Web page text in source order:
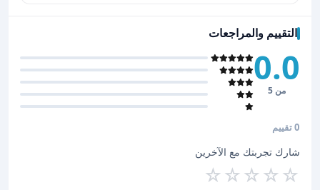
التقييم والمراجعات
0.0
من 5
0 تقييم
شارك تجربتك مع الآخرين
☆
☆
☆
☆
☆